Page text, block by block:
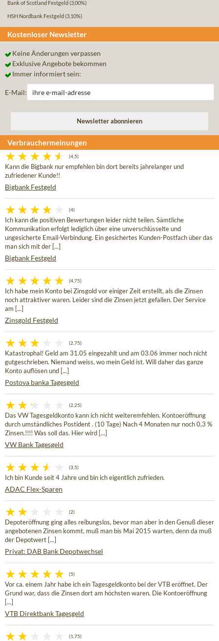
Bank of Scotland Festgeld (3,00%)
HSH Nordbank Festgeld (3,10%)
Kostenloser Newsletter
Keine Änderungen verpassen
Exklusive Angebote bekommen
Immer informiert sein:
E-Mail:
Verbrauchermeinungen
(4,5)
Kann die Bigbank nur empfehlen bin dort bereits jahrelanger und
zufriedener Kunde!!
Bigbank Festgeld
(4)
Ich kann die positiven Bewertungen leider nicht teilen. Sämtliche
Kommunikation erfolgt lediglich über eine unverschlüsselte und
ungesicherte Email-Verbindung. Ein gesichertes Kunden-Postfach über das
man sich mit der [...]
Bigbank Festgeld
(4,75)
Ich habe mein Konto bei Zinsgold vor einiger Zeit erstellt, als die Zinsen
noch attraktiver waren. Leider sind die Zinsen jetzt gefallen. Der Service
am [...]
Zinsgold Festgeld
(2,75)
Katastrophal! Geld am 31.05 eingezahlt und am 03.06 immer noch nicht
gutgeschrieben. Niemand weiss, wo mein Geld ist. Will daher das ganze
Konto auflösen und [...]
Postova banka Tagesgeld
(2,25)
Das VW Tagesgeldkonto kann ich nicht weiteremfehlen. Kontoeröffnung
durch umständliches Postident . (10 Tage) Nach 4 Monaten nur noch 0,3 %
Zinsen.!!!! Was soll das. Hier wird [...]
VW Bank Tagesgeld
(3,5)
Ich bin Kunde seit 4 Jahre und bin ich eigentlich zufrieden.
ADAC Flex-Sparen
(2)
Depoteröffnung ging alles reibungslos, bevor man aber in den Genuß dieser
angebotenen Zinsen kommt, muß man bis Mai 2015 warten, denn da muß
der Depotwert [...]
Privat: DAB Bank Depotwechsel
(5)
Vor ca. einem Jahr habe ich ein Tagesgeldkonto bei der VTB eröffnet. Der
Grund war, dass die Zinsen dort am höchsten waren. Die Kontoeröffnung
[...]
VTB Direktbank Tagesgeld
(1,75)